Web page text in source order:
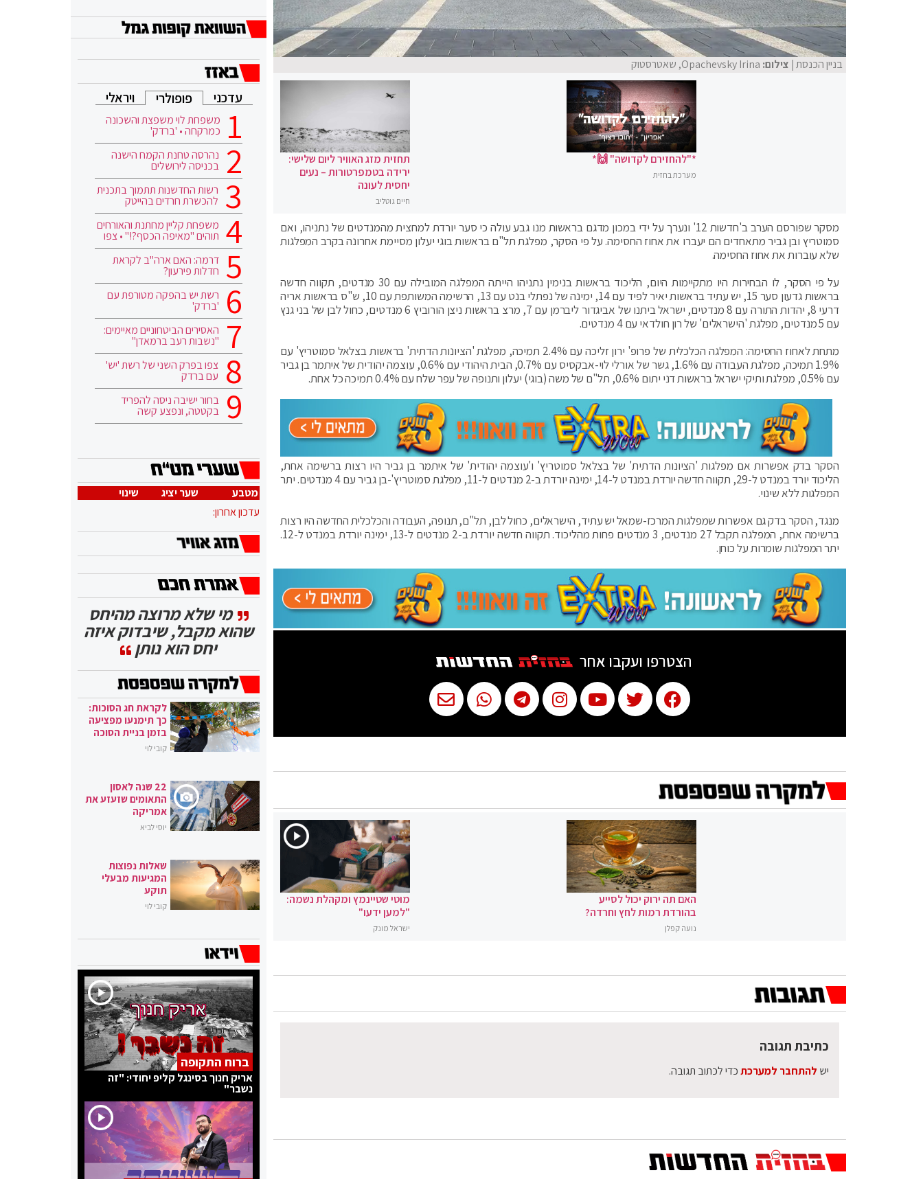
בניין הכנסת| צילום: Opachevsky Irina, שאטרסטוק
*"להחזירם לקדושה" 🙌*
מערכת בחזית
תחזית מזג האוויר ליום שלישי:
ירידה בטמפרטורות – נעים
יחסית לעונה
חיים גוטליב
מסקר שפורסם הערב ב'חדשות 12' ונערך על ידי במכון מדגם בראשות מנו גבע עולה כי סער יורדת למחצית מהמנדטים של נתניהו, ואם
סמוטריץ ובן גביר מתאחדים הם יעברו את אחוז החסימה. על פי הסקר, מפלגת תל"ם בראשות בוגי יעלון מסיימת אחרונה בקרב המפלגות
שלא עוברות את אחוז החסימה.
על פי הסקר, לו הבחירות היו מתקיימות היום, הליכוד בראשות בנימין נתניהו הייתה המפלגה המובילה עם 30 מנדטים, תקווה חדשה
בראשות גדעון סער 15, יש עתיד בראשות יאיר לפיד עם 14, ימינה של נפתלי בנט עם 13, הרשימה המשותפת עם 10, ש"ס בראשות אריה
דרעי 8, יהדות התורה עם 8 מנדטים, ישראל ביתנו של אביגדור ליברמן עם 7, מרצ בראשות ניצן הורוביץ 6 מנדטים, כחול לבן של בני גנץ
עם 5 מנדטים, מפלגת 'הישראלים' של רון חולדאי עם 4 מנדטים.
מתחת לאחוז החסימה: המפלגה הכלכלית של פרופ' ירון זליכה עם 2.4% תמיכה, מפלגת 'הציונות הדתית' בראשות בצלאל סמוטריץ' עם
1.9% תמיכה, מפלגת העבודה עם 1.6%, גשר של אורלי לוי-אבקסיס עם 0.7%, הבית היהודי עם 0.6%, עוצמה יהודית של איתמר בן גביר
עם 0.5%, מפלגת ותיקי ישראל בראשות דני יתום 0.6%, תל"ם של משה (בוגי) יעלון ותנופה של עפר שלח עם 0.4% תמיכה כל אחת.
הסקר בדק אפשרות אם מפלגות 'הציונות הדתית' של בצלאל סמוטריץ' ו'עוצמה יהודית' של איתמר בן גביר היו רצות ברשימה אחת,
הליכוד יורד במנדט ל-29, תקווה חדשה יורדת במנדט ל-14, ימינה יורדת ב-2 מנדטים ל-11, מפלגת סמוטריץ'-בן גביר עם 4 מנדטים. יתר
המפלגות ללא שינוי.
מנגד, הסקר בדק גם אפשרות שמפלגות המרכז-שמאל יש עתיד, הישראלים, כחול לבן, תל"ם, תנופה, העבודה והכלכלית החדשה היו רצות
ברשימה אחת, המפלגה תקבל 27 מנדטים, 3 מנדטים פחות מהליכוד. תקווה חדשה יורדת ב-2 מנדטים ל-13, ימינה יורדת במנדט ל-12.
יתר המפלגות שומרות על כוחן.
הצטרפו ועקבו אחר
האם תה ירוק יכול לסייע
בהורדת רמות לחץ וחרדה?
נועה קפלן
מוטי שטיינמץ ומקהלת נשמה:
"למען ידעו"
ישראל מונק
כתיבת תגובה
יש להתחבר למערכתכדי לכתוב תגובה.
עדכני פופולרי ויראלי
משפחת לוי משפצת והשכונה
כמרקחה • 'ברדק'
נהרסה טחנת הקמח הישנה
בכניסה לירושלים
רשות החדשנות תתמוך בתכנית
להכשרת חרדים בהייטק
משפחת קליין מחתנת והאורחים
תוהים "מאיפה הכסף?!" • צפו
דרמה: האם ארה"ב לקראת
חדלות פירעון?
רשת יש בהפקה מטורפת עם
'ברדק'
האסירים הביטחוניים מאיימים:
"נשבות רעב ברמאדן"
צפו בפרק השני של רשת 'יש'
עם ברדק
בחור ישיבה ניסה להפריד
בקטטה, ונפצע קשה
מטבע שער יציג
שינוי
עדכון אחרון:
מי שלא מרוצה מהיחס
שהוא מקבל, שיבדוק איזה
יחס הוא נותן
לקראת חג הסוכות:
כך תימנעו מפציעה
בזמן בניית הסוכה
קובי לוי
22 שנה לאסון
התאומים שזעזע את
אמריקה
יוסי לביא
שאלות נפוצות
המגיעות מבעלי
תוקע
קובי לוי
ברוח התקופה
אריק חנוך בסינגל קליפ יחודי: "זה
נשבר"